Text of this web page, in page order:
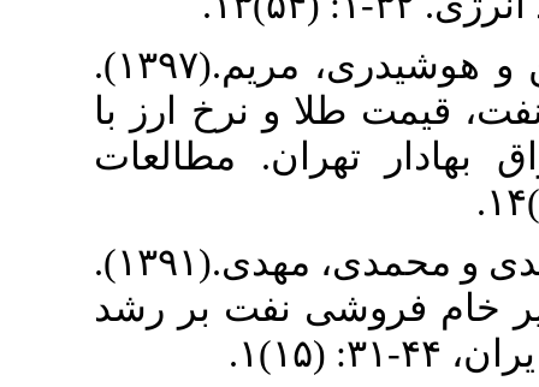
۴. [۴] فطرس، محمدحسن و هوشیدری، مریم.(۱۳۹۷).
و نرخ ارز با
مطالعات
۵. [۵] صادقی شاهدانی، مهدی و محمدی، مهدی.(۱۳۹۱).
نفت بر رشد